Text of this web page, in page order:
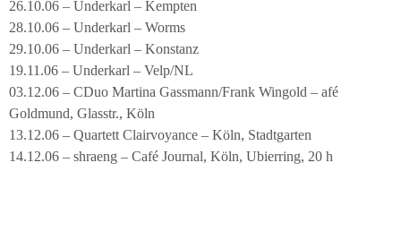
26.10.06 – Underkarl – Kempten
28.10.06 – Underkarl – Worms
29.10.06 – Underkarl – Konstanz
19.11.06 – Underkarl – Velp/NL
03.12.06 – CDuo Martina Gassmann/Frank Wingold – afé
Goldmund, Glasstr., Köln
13.12.06 – Quartett Clairvoyance – Köln, Stadtgarten
14.12.06 – shraeng – Café Journal, Köln, Ubierring, 20 h